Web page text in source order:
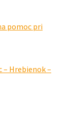
pomoc pri
– Hrebienok –